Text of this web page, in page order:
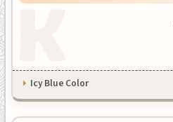
Icy Blue Color